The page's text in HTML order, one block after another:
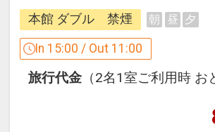
え致します。
ビジネスに観光にぜひご利用
をご用意しています。
ン」を別プランとして掲載
本館 ダブル 禁煙 朝 昼 夕
In 15:00 / Out 11:00
旅行代金 （2名1室ご利用時